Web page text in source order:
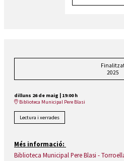
2025
dilluns 26 de maig | 19:00 h
Biblioteca Municipal Pere Blasi
Lectura i xerrades
Més informació:
Biblioteca Municipal Pere Blasi -